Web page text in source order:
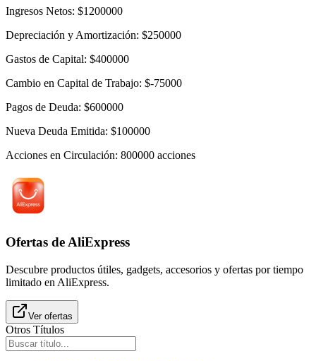
Ingresos Netos: $1200000
Depreciación y Amortización: $250000
Gastos de Capital: $400000
Cambio en Capital de Trabajo: $-75000
Pagos de Deuda: $600000
Nueva Deuda Emitida: $100000
Acciones en Circulación: 800000 acciones
Ofertas de AliExpress
Descubre productos útiles, gadgets, accesorios y ofertas por tiempo
limitado en AliExpress.
Ver ofertas
Otros Títulos